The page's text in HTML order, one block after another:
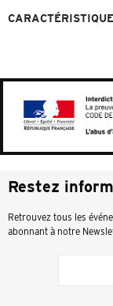
Restez
Retrouvez tous les
abonnant à notre